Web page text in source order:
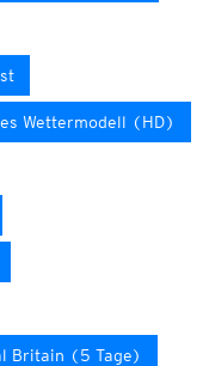
Wettermodell (HD)
Britain (5 Tage)